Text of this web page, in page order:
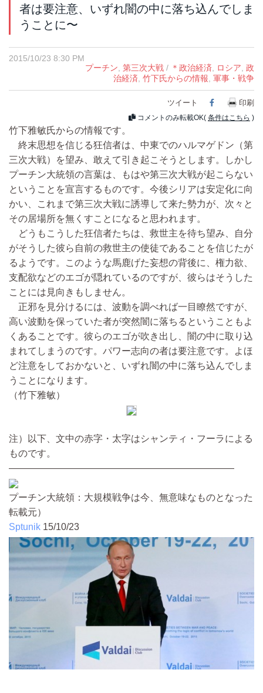
者は要注意、いずれ闇の中に落ち込んでしま
うことに〜
2015/10/23 8:30 PM
プーチン 第三次大戦 / ＊政治経済 ロシア 政
治経済 竹下氏からの情報 軍事・戦争
ツイート Facebook
印刷
コメントのみ転載OK( 条件はこちら )
竹下雅敏氏からの情報です。
終末思想を信じる狂信者は、中東でのハルマゲドン（第
三次大戦）を望み、敢えて引き起こそうとします。しかし
プーチン大統領の言葉は、もはや第三次大戦が起こらない
ということを宣言するものです。今後シリアは安定化に向
かい、これまで第三次大戦に誘導して来た勢力が、次々と
その居場所を無くすことになると思われます。
どうもこうした狂信者たちは、救世主を待ち望み、自分
がそうした彼ら自前の救世主の使徒であることを信じたが
るようです。このような馬鹿げた妄想の背後に、権力欲、
支配欲などのエゴが隠れているのですが、彼らはそうした
ことには見向きもしません。
正邪を見分けるには、波動を調べれば一目瞭然ですが、
高い波動を保っていた者が突然闇に落ちるということもよ
くあることです。彼らのエゴが吹き出し、闇の中に取り込
まれてしまうのです。パワー志向の者は要注意です。よほ
ど注意をしておかないと、いずれ闇の中に落ち込んでしま
うことになります。
（竹下雅敏）
注）以下、文中の赤字・太字はシャンティ・フーラによる
ものです。
――――――――――――――――――――――――
プーチン大統領：大規模戦争は今、無意味なものとなった
転載元）
Sptunik 15/10/23